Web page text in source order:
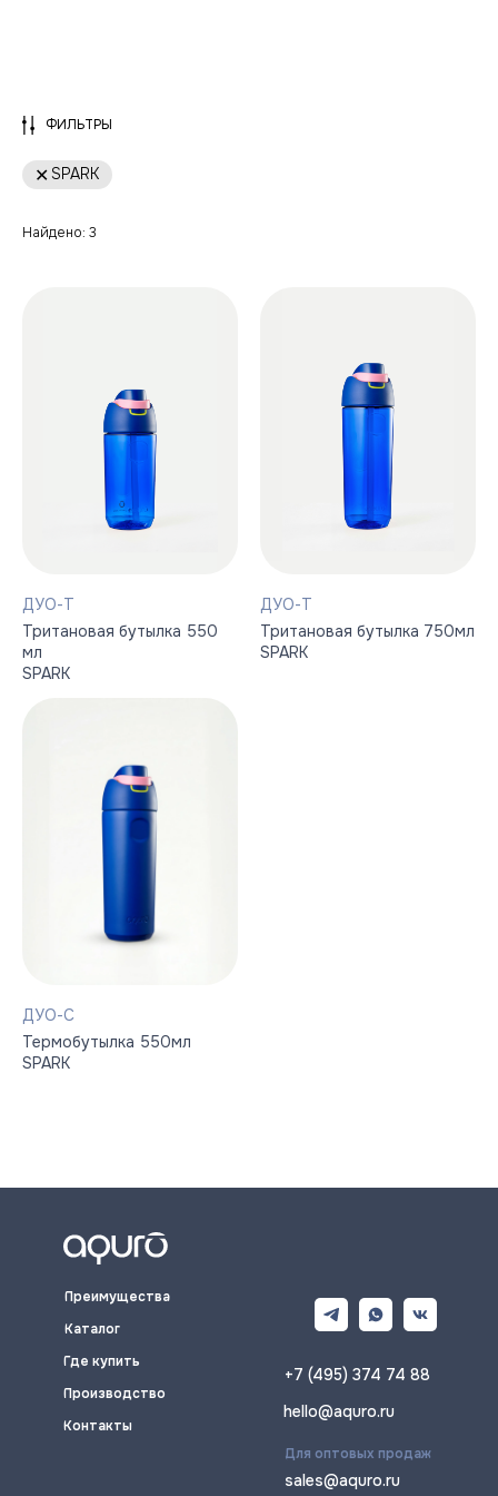
ФИЛЬТРЫ
SPARK
Найдено: 3
ДУО-Т
Тритановая бутылка 550
мл
SPARK
ДУО-Т
Тритановая бутылка 750мл
SPARK
ДУО-С
Термобутылка 550мл
SPARK
sales@aquro.ru
hello@aquro.ru
+7 (495) 374 74 88
Преимущества
Каталог
Где купить
Производство
Контакты
Для оптовых продаж